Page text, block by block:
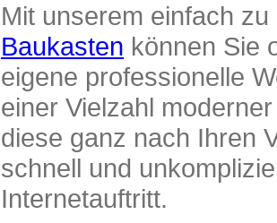
Mit unserem einfach
Baukasten können Sie
eigene professionelle
einer Vielzahl
diese ganz nach Ihren
schnell und
Internetauftritt.